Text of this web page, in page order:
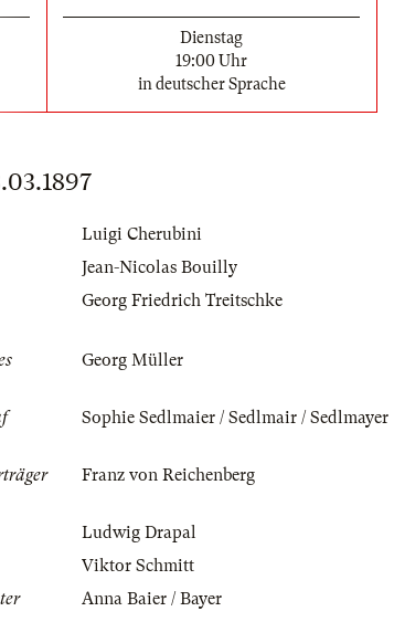
Dienstag
19:00 Uhr
in deutscher Sprache
Luigi Cherubini
Jean-Nicolas Bouilly
Georg Friedrich Treitschke
Georg Müller
Sophie Sedlmaier / Sedlmair / Sedlmayer
Franz von Reichenberg
Ludwig Drapal
Viktor Schmitt
Anna Baier / Bayer